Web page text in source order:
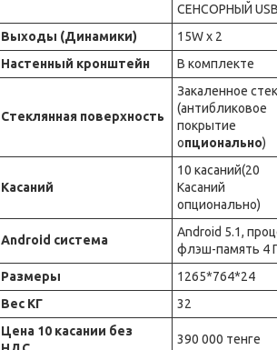
СЕНСОРНЫЙ USB
Выходы (Динамики)
15W x 2
Настенный кронштейн
В комплекте
Стеклянная поверхность
Закаленное
(антибликовое
покрытие
опционально)
Касаний
10 касаний(20
Касаний
опционально)
Android система
Android 5.1,
флэш-память 4
Размеры
1265*764*24
Вес КГ
32
Цена 10 касании без
390 000 тенге